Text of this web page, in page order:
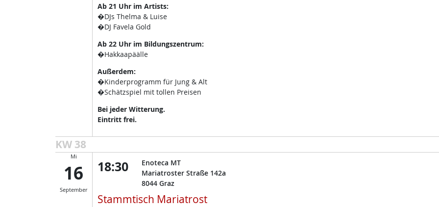
Ab 21 Uhr im Artists:
�DJs Thelma & Luise
�DJ Favela Gold
Ab 22 Uhr im Bildungszentrum:
�Hakkaapäälle
Außerdem:
�Kinderprogramm für Jung & Alt
�Schätzspiel mit tollen Preisen
Bei jeder Witterung.
Eintritt frei.
KW 38
Mi
16
September
18:30
Enoteca MT
Mariatroster Straße 142a
8044 Graz
Stammtisch Mariatrost